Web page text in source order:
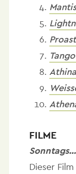
Athina
FILME
Dieser